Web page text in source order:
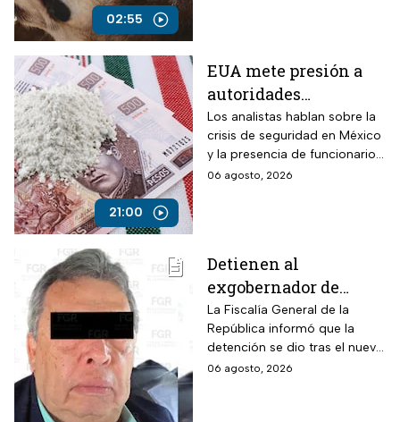
02:55
21:00
EUA mete presión a
autoridades
mexicanas para
combatir al
narcotráfico y detener
a funcionarios
Los analistas hablan sobre la
crisis de seguridad en México
y la presencia de funcionarios
corruptos en el narcotráfico
06 agosto, 2026
Detienen al
exgobernador de
Guerrero, Ángel
Aguirre, por el Caso
Ayotzinapa
La Fiscalía General de la
República informó que la
detención se dio tras el nuevo
modelo de investigación
06 agosto, 2026